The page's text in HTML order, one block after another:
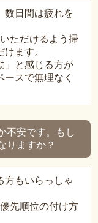
数日間は疲れを
ただけるよう掃
ます。
」と感じる方が
スで無理なく
不安です。もし
りますか？
方もいらっしゃ
先順位の付け方